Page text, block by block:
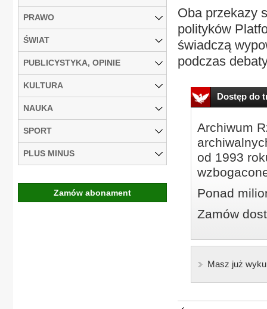
Oba przekazy
polityków
świadczą
podczas
Dostęp do
Archiwum
od 1993
Ponad
Zamów
Masz już
PRAWO
ŚWIAT
PUBLICYSTYKA, OPINIE
KULTURA
NAUKA
SPORT
PLUS MINUS
Zamów abonament